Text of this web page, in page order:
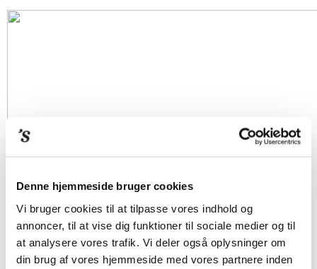
Denne hjemmeside bruger cookies
Vi bruger cookies til at tilpasse vores indhold og
annoncer, til at vise dig funktioner til sociale medier og til
at analysere vores trafik. Vi deler også oplysninger om
din brug af vores hjemmeside med vores partnere inden